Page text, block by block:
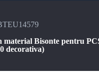
material Bisonte pentru
decorativa)